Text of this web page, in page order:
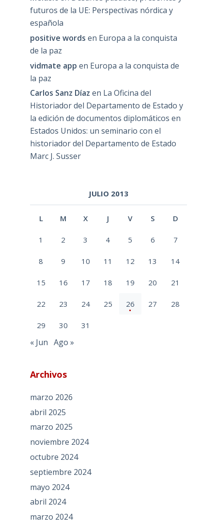
futuros de la UE: Perspectivas nórdica y
española
positive words en Europa a la conquista
de la paz
vidmate app en Europa a la conquista de
la paz
Carlos Sanz Díaz en La Oficina del
Historiador del Departamento de Estado y
la edición de documentos diplomáticos en
Estados Unidos: un seminario con el
historiador del Departamento de Estado
Marc J. Susser
JULIO 2013
L M X J V S D
1 2 3 4 5 6 7
8 9 10 11 12 13 14
15 16 17 18 19 20 21
22 23 24 25 26 27 28
29 30 31
« Jun Ago »
Archivos
marzo 2026
abril 2025
marzo 2025
noviembre 2024
octubre 2024
septiembre 2024
mayo 2024
abril 2024
marzo 2024